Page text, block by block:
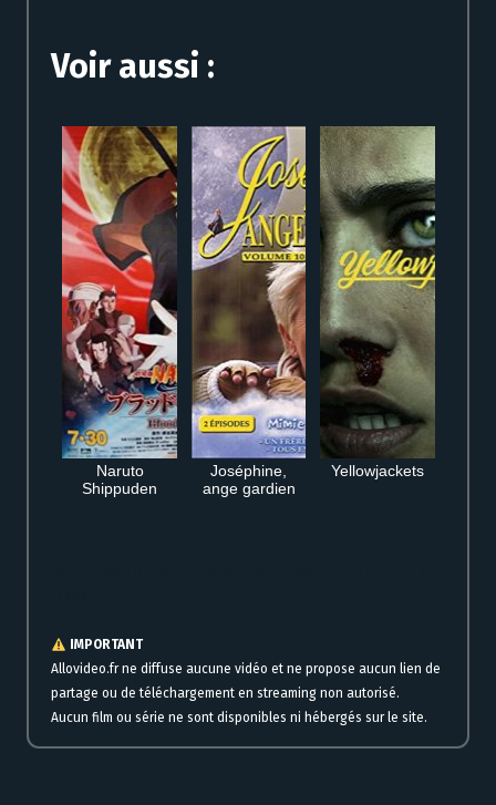
Voir aussi :
Naruto
Shippuden
Joséphine,
ange gardien
Yellowjackets
IMPORTANT
Allovideo.fr ne diffuse aucune vidéo et ne propose aucun lien de
partage ou de téléchargement en streaming non autorisé.
Aucun film ou série ne sont disponibles ni hébergés sur le site.